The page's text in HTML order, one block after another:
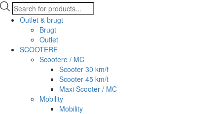
Products
search
Outlet & brugt
Brugt
Outlet
SCOOTERE
Scootere / MC
Scooter 30 km/t
Scooter 45 km/t
Maxi Scooter / MC
Mobility
Mobility